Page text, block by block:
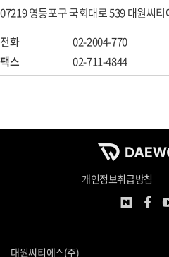
07219 영등포구 국회대로 539 대원씨
전화
02-2004-770
팩스
02-711-4844
개인정보취급방침
대원씨티에스(주)